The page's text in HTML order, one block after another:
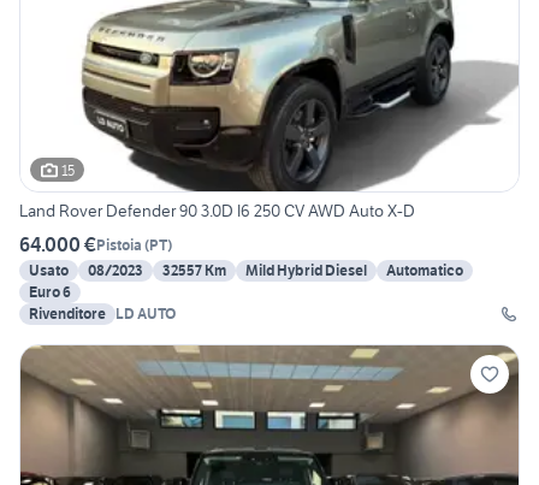
15
Land Rover Defender 90 3.0D I6 250 CV AWD Auto X-D
64.000 €Pistoia (PT)
Usato
08/2023 32557 Km Mild Hybrid Diesel
Automatico
Euro 6
Rivenditore LD AUTO